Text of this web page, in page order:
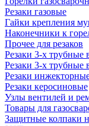
Резаки газовые
Гайки крепления
Наконечники к
Прочее для резаков
Резаки 3-х трубные
Резаки 3-х трубные
Резаки
Резаки керосиновые
Узлы вентилей и
Товары для
Защитные колпаки